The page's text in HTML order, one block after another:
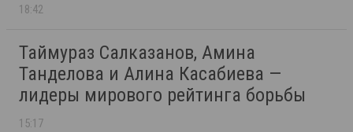
18:42
Таймураз Салказанов, Амина
Танделова и Алина Касабиева —
лидеры мирового рейтинга борьбы
15:17